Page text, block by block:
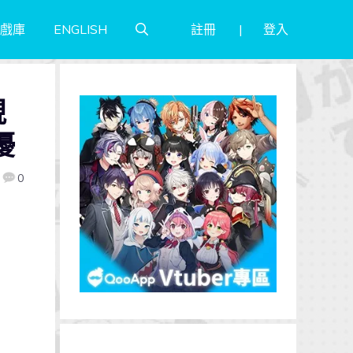
庫 ENGLISH 註冊 登入
0